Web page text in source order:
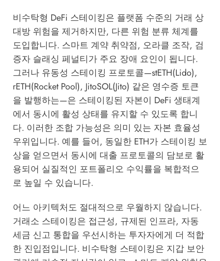
비수탁형 DeFi 스테이킹은 플랫폼 수준의 거래 상
대방 위험을 제거하지만, 다른 위험 분류 체계를
도입합니다. 스마트 계약 취약점, 오라클 조작, 검
증자 슬래싱 페널티가 주요 장애 요인이 됩니다.
그러나 유동성 스테이킹 프로토콜—stETH(Lido),
rETH(Rocket Pool), JitoSOL(Jito) 같은 영수증 토큰
을 발행하는—은 스테이킹된 자본이 DeFi 생태계
에서 동시에 활성 상태를 유지할 수 있도록 합니
다. 이러한 조합 가능성은 의미 있는 자본 효율성
우위입니다. 예를 들어, 동일한 ETH가 스테이킹 보
상을 얻으면서 동시에 대출 프로토콜의 담보로 활
용되어 실질적인 포트폴리오 수익률을 복합적으
로 높일 수 있습니다.
어느 아키텍처도 절대적으로 우월하지 않습니다.
거래소 스테이킹은 접근성, 규제된 인프라, 자동
세금 신고 통합을 우선시하는 투자자에게 더 적합
한 진입점입니다. 비수탁형 스테이킹은 지갑 보안